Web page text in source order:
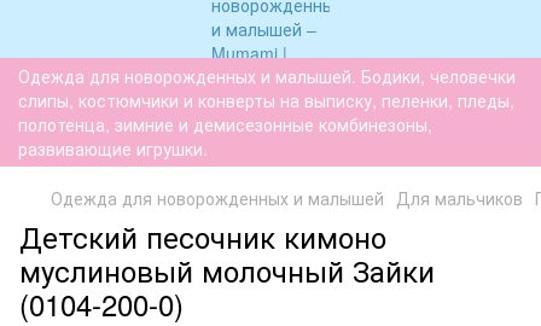
Одежда для новорожденных и малышей. Бодики, человечки
слипы, костюмчики и конверты на выписку, пеленки, пледы,
полотенца, зимние и демисезонные комбинезоны,
развивающие игрушки.
Одежда для новорожденных и малышей Для мальчиков
Детский песочник кимоно
муслиновый молочный Зайки
(0104-200-0)